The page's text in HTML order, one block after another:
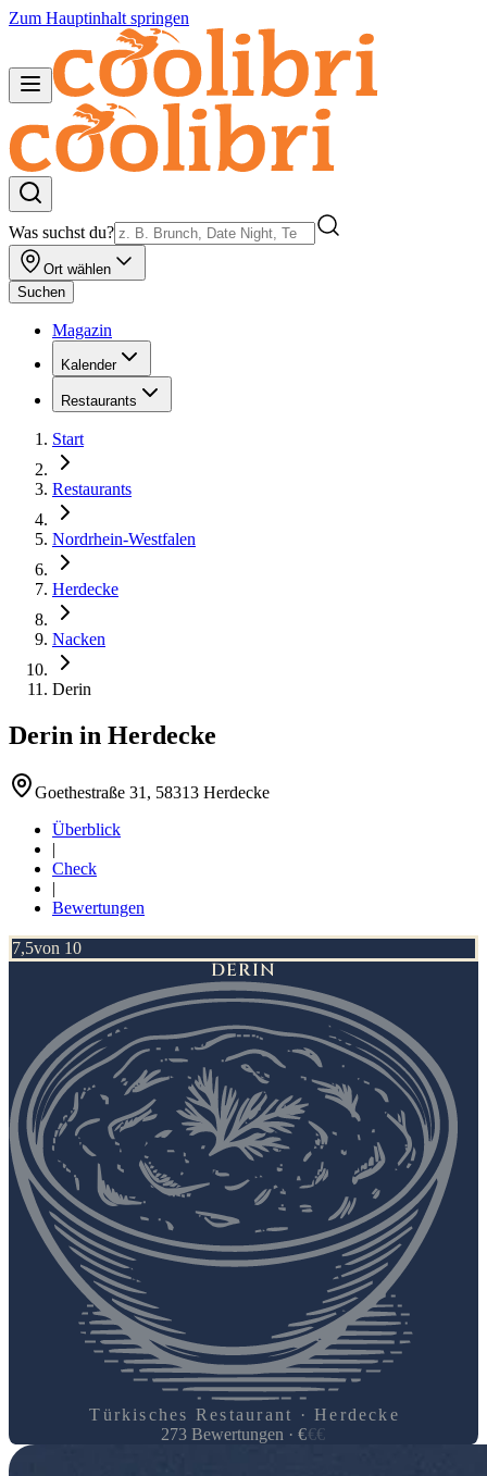
Zum Hauptinhalt springen
Was suchst du?
Ort wählen
Suchen
Magazin
Kalender
Restaurants
Start
Restaurants
Nordrhein-Westfalen
Herdecke
Nacken
Derin
Derin in Herdecke
Goethestraße 31, 58313 Herdecke
Überblick
|
Check
|
Bewertungen
7,5von 10
DERIN
Türkisches Restaurant · Herdecke
273 Bewertungen ·€€€